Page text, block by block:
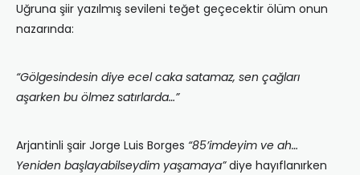
Uğruna şiir yazılmış sevileni teğet geçecektir ölüm onun
nazarında:
“Gölgesindesin diye ecel caka satamaz, sen çağları
aşarken bu ölmez satırlarda…”
Arjantinli şair Jorge Luis Borges “85’imdeyim ve ah…
Yeniden başlayabilseydim yaşamaya”diye hayıflanırken